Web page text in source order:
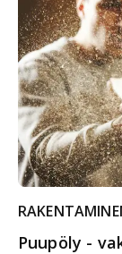
Puupöly -